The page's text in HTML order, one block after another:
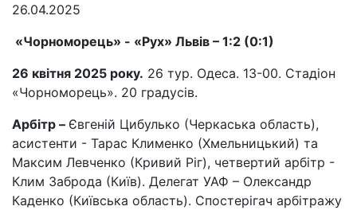
26.04.2025
«Чорноморець» - «Рух» Львів – 1:2 (0:1)
26 квітня 2025 року. 26 тур. Одеса. 13-00. Стадіон
«Чорноморець». 20 градусів.
Арбітр – Євгеній Цибулько (Черкаська область),
асистенти - Тарас Клименко (Хмельницький) та
Максим Левченко (Кривий Ріг), четвертий арбітр -
Клим Заброда (Київ). Делегат УАФ – Олександр
Каденко (Київська область). Спостерігач арбітражу